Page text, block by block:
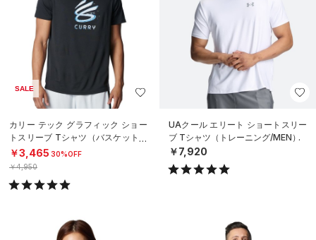
SALE
カリー テック グラフィック ショー
トスリーブ Tシャツ（バスケットボ
ール/MEN）
￥3,465 30%OFF
￥4,950
UAクール エリート ショートスリー
ブ Tシャツ（トレーニング/MEN）
￥7,920